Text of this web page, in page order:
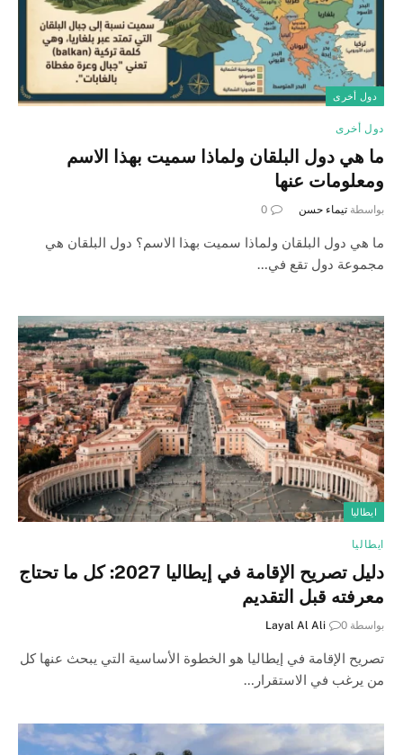
دول أخرى
دول أخرى
ما هي دول البلقان ولماذا سميت بهذا الاسم
ومعلومات عنها
بواسطة تيماء حسن 0
ما هي دول البلقان ولماذا سميت بهذا الاسم؟ دول البلقان هي
مجموعة دول تقع في…
ايطاليا
ايطاليا
دليل تصريح الإقامة في إيطاليا 2027: كل ما تحتاج
معرفته قبل التقديم
بواسطة Layal Al Ali 0
تصريح الإقامة في إيطاليا هو الخطوة الأساسية التي يبحث عنها كل
من يرغب في الاستقرار…